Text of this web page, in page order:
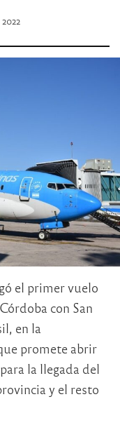
el primer vuelo
con San
en la
promete abrir
la llegada del
y el resto